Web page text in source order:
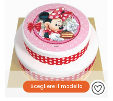
Scegliere il modello